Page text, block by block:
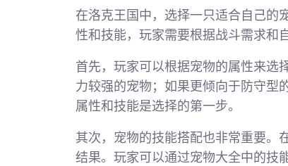
在洛克王国中，选择一只适合自己的
性和技能，玩家需要根据战斗需求和
首先，玩家可以根据宠物的属性来选
力较强的宠物；如果更倾向于防守型
属性和技能是选择的第一步。
其次，宠物的技能搭配也非常重要。
结果。玩家可以通过宠物大全中的技